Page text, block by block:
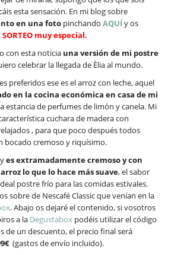
esta sensación. En mi blog sobre
en una foto pinchando AQUÍy os
SORTEO muy especial.
con esta noticia una versión de mi postre
celebrar la llegada de Èlia al mundo.
preferidos ese es el arroz con leche, aquel
en la cocina económica en casa de mi
estancia de perfumes de limón y canela. Mi
cuchara de madera con
, para que poco después todos
bocado cremoso y riquísimo.
es extramadamente cremoso y con
lo que lo hace más suave, el sabor
postre frío para las comidas estivales.
sobre de Nescafé Classic que venían en la
. Abajo os dejaré el contenido, si vosotros
a la Degustabox podéis utilizar el código
de un descuento, el precio final será
(gastos de envío incluido).